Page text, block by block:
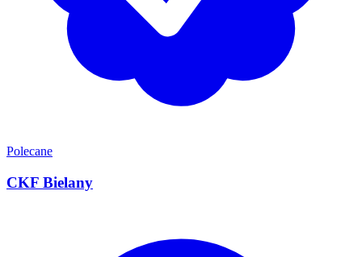
Polecane
CKF Bielany